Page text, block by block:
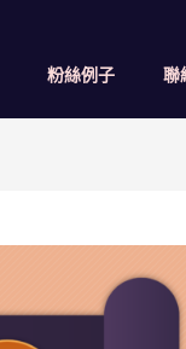
粉絲例子 聯